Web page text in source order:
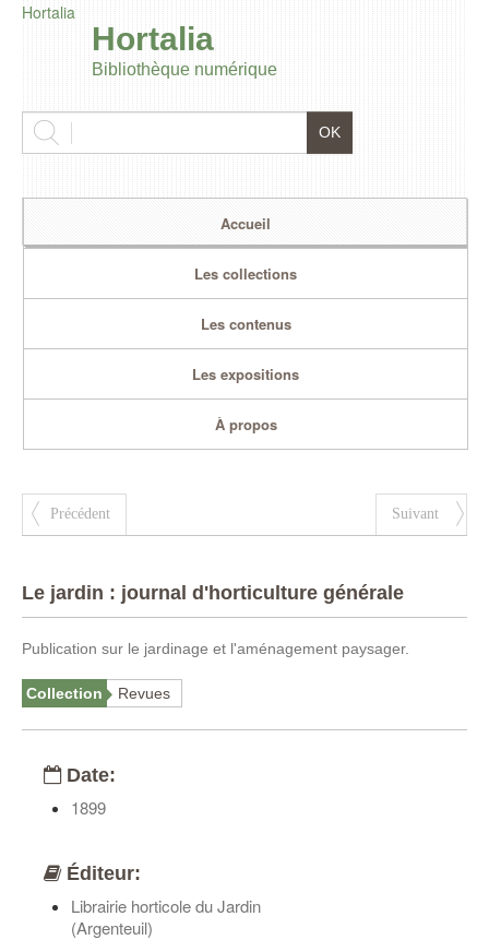
Hortalia
Hortalia
Bibliothèque numérique
Accueil
Les collections
Les contenus
Les expositions
À propos
Précédent Suivant
Le jardin : journal d'horticulture générale
Publication sur le jardinage et l'aménagement paysager.
Collection Revues
Date:
1899
Éditeur:
Librairie horticole du Jardin
(Argenteuil)